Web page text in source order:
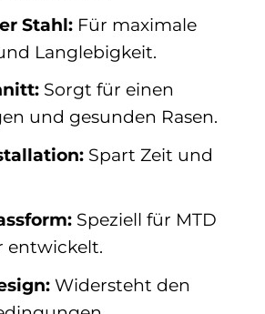
Stahl:Für maximale
Langlebigkeit.
Sorgt für einen
und gesunden Rasen.
Spart Zeit und
Speziell für MTD
entwickelt.
Widersteht den